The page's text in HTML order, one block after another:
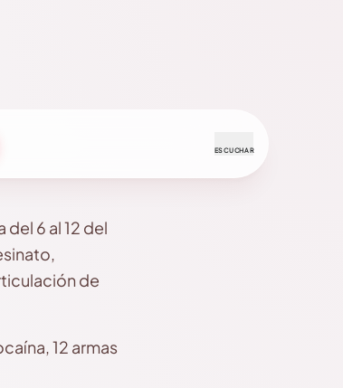
ESCUCHAR
6 al 12 del
de
12 armas